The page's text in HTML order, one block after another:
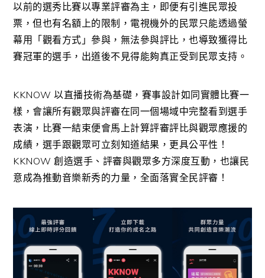
以前的選秀比賽以專業評審為主，即便有引進民眾投
票，但也有名額上的限制，電視機外的民眾只能透過螢
幕用「觀看方式」參與，無法參與評比，也導致獲得比
賽冠軍的選手，出道後不見得能夠真正受到民眾支持。
KKNOW以直播技術為基礎，賽事設計如同實體比賽一
樣，會讓所有觀眾與評審在同一個場域中完整看到選手
表演，比賽一結束便會馬上計算評審評比與觀眾應援的
成績，選手跟觀眾可立刻知道結果，更具公平性！
KKNOW創造選手、評審與觀眾多方深度互動，也讓民
意成為推動音樂新秀的力量，全面落實全民評審！